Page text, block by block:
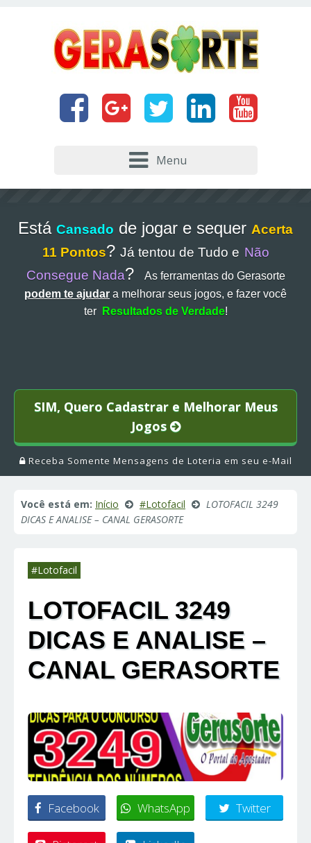
Menu
Está Cansado de jogar e sequer Acerta
11 Pontos? Já tentou de Tudo e Não
Consegue Nada?
As ferramentas do Gerasorte
podem te ajudar a melhorar seus jogos, e fazer você
ter
Resultados de Verdade!
SIM, Quero Cadastrar e Melhorar Meus
Jogos
Receba Somente Mensagens de Loteria em seu e-Mail
Você está em: Início #Lotofacil
LOTOFACIL 3249
DICAS E ANALISE – CANAL GERASORTE
#Lotofacil
LOTOFACIL 3249
DICAS E ANALISE –
CANAL GERASORTE
Facebook WhatsApp Twitter